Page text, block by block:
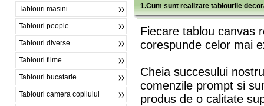
Tablouri masini
Tablouri people
Tablouri diverse
Tablouri filme
Tablouri bucatarie
Tablouri camera copilului
1.Cum sunt realizate tablourile
Fiecare tablou canvas
corespunde celor mai
Cheia succesului
comenzile prompt si
produs de o calitate